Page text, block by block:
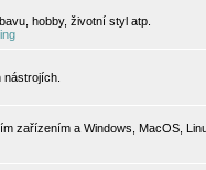
hobby, životní styl atp.
zařízením a Windows, MacOS,